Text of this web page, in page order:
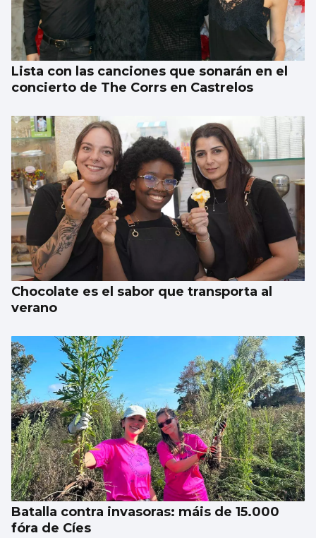
Lista con las canciones que sonarán en el
concierto de The Corrs en Castrelos
Chocolate es el sabor que transporta al
verano
Batalla contra invasoras: máis de 15.000
fóra de Cíes